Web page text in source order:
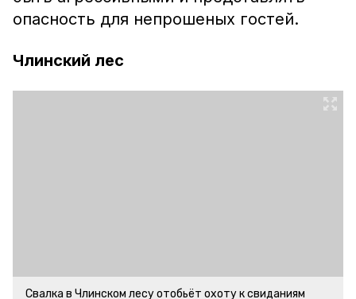
опасность для непрошеных гостей.
Члинский лес
Свалка в Члинском лесу отобьёт охоту к свиданиям